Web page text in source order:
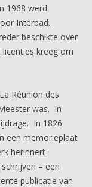
1968 werd
Interbad.
beschikte over
kreeg om
Réunion des
was. In
In 1826
een memorieplaat
herinnert
– een
publicatie van